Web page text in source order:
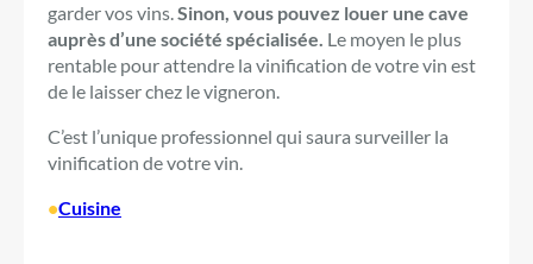
garder vos vins.Sinon, vous pouvez louer une cave
auprès d’une société spécialisée. Le moyen le plus
rentable pour attendre la vinification de votre vin est
de le laisser chez le vigneron.
C’est l’unique professionnel qui saura surveiller la
vinification de votre vin.
•Cuisine